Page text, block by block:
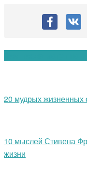
20 мудрых жизненных
10 мыслей Стивена
жизни